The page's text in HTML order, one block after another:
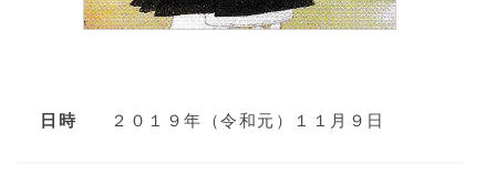
日時 ２０１９年（令和元）１１月９日